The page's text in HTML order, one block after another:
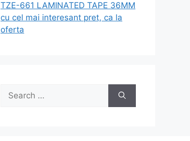
TZE-661 LAMINATED TAPE 36MM
cu cel mai interesant pret, ca la
oferta
Search
for: